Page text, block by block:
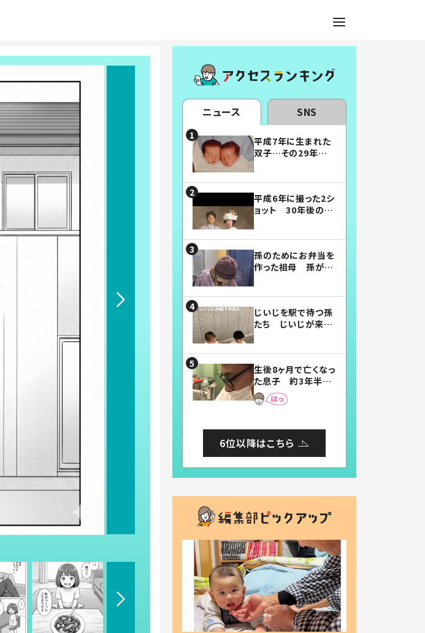
ニュース SNS
平成7年に生まれた
双子…その29年後
平成6年に撮った2シ
ョット 30年後の姿
孫のためにお弁当を
作った祖母 孫が絶
じいじを駅で待つ孫
たち じいじが来た
まらない」「幸せにな
れる」
生後8ヶ月で亡くなっ
た息子 約3年半
後、当時の妻の日記
に書いてあった本音
6位以降はこちら